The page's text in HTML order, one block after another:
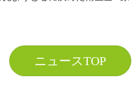
ニュースTOP